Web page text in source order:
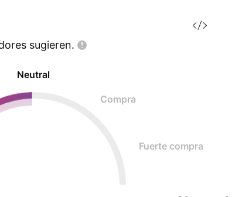
sugieren.
Neutral
Compra
Fuerte compra